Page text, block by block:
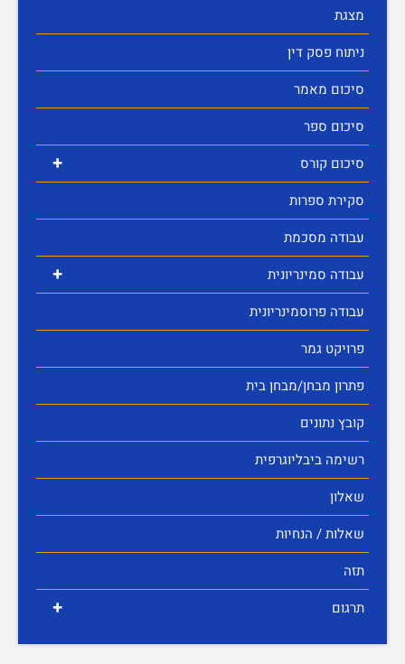
מצגת
ניתוח פסק דין
סיכום מאמר
סיכום ספר
+
סיכום קורס
סקירת ספרות
עבודה מסכמת
+
עבודה סמינריונית
עבודה פרוסמינריונית
פרויקט גמר
פתרון מבחן/מבחן בית
קובץ נתונים
רשימה ביבליוגרפית
שאלון
שאלות / הנחיות
תזה
+ תרגום